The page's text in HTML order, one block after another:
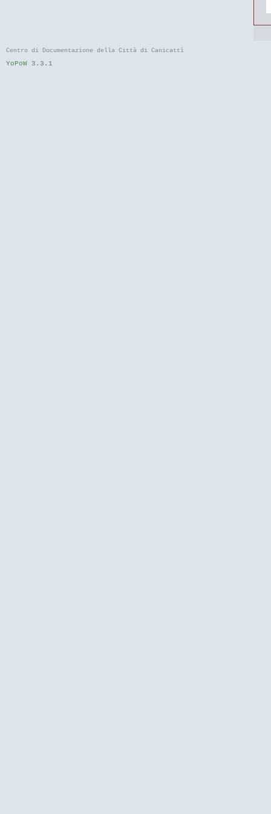
Centro di Documentazione della Città di Canicattì
YoPoW 3.3.1